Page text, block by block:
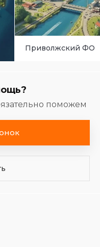
Приволжский ФО
поможем